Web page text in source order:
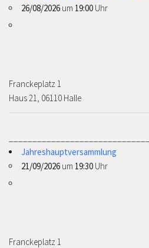
26/08/2026 um 19:00 Uhr
Franckeplatz 1 ­­­­
Haus 21, 06110 Halle
Jahreshauptversammlung
21/09/2026 um 19:30 Uhr
Franckeplatz 1 ­­­­